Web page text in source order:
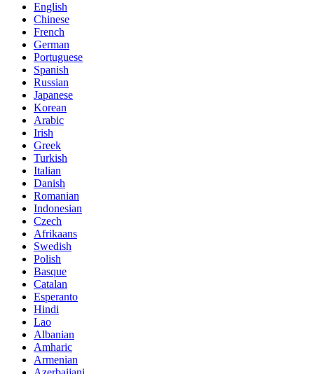
English
Chinese
French
German
Portuguese
Spanish
Russian
Japanese
Korean
Arabic
Irish
Greek
Turkish
Italian
Danish
Romanian
Indonesian
Czech
Afrikaans
Swedish
Polish
Basque
Catalan
Esperanto
Hindi
Lao
Albanian
Amharic
Armenian